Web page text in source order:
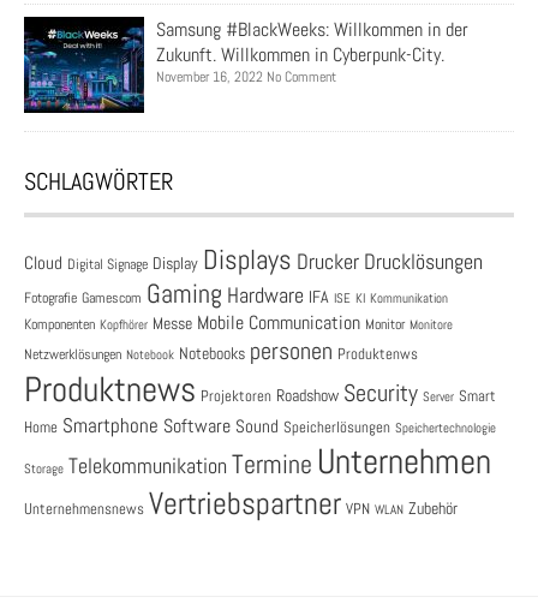
Samsung #BlackWeeks: Willkommen in der
Zukunft. Willkommen in Cyberpunk-City.
November 16, 2022 No Comment
SCHLAGWÖRTER
Cloud Digital Signage Display Displays Drucker Drucklösungen
Fotografie Gamescom Gaming Hardware IFA ISE KI Kommunikation
Komponenten Kopfhörer Messe Mobile Communication Monitor Monitore
Netzwerklösungen Notebook Notebooks personen Produktenws
Produktnews Projektoren Roadshow Security Server Smart
Home Smartphone Software Sound Speicherlösungen Speichertechnologie
Storage Telekommunikation Termine Unternehmen
Unternehmensnews Vertriebspartner VPN WLAN Zubehör